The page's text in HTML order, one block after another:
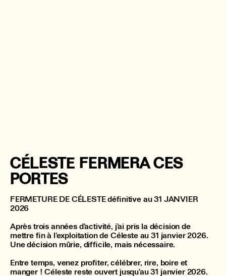
CÉLESTE FERMERA CES
PORTES
FERMETURE DE CÉLESTE définitive au 31 JANVIER
2026
Après trois années d’activité, j’ai pris la décision de
mettre fin à l’exploitation de Céleste au 31 janvier 2026.
Une décision mûrie, difficile, mais nécessaire.
Entre temps, venez profiter, célébrer, rire, boire et
manger ! Céleste reste ouvert jusqu’au 31 janvier 2026.